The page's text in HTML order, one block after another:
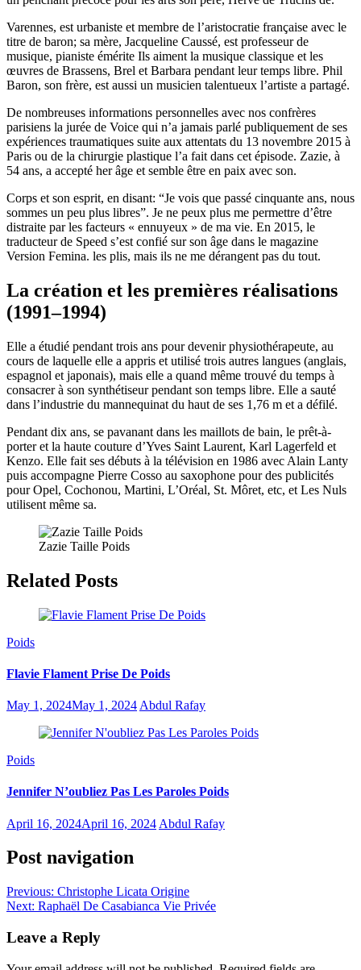
Varennes, est urbaniste et membre de l’aristocratie française avec le
titre de baron; sa mère, Jacqueline Caussé, est professeur de
musique, pianiste émérite Ils aiment la musique classique et les
œuvres de Brassens, Brel et Barbara pendant leur temps libre. Phil
Baron, son frère, est aussi un musicien talentueux l’artiste a partagé.
De nombreuses informations personnelles avec nos confrères
parisiens la jurée de Voice qui n’a jamais parlé publiquement de ses
expériences traumatiques suite aux attentats du 13 novembre 2015 à
Paris ou de la chirurgie plastique l’a fait dans cet épisode. Zazie, à
54 ans, a accepté her âge et semble être en paix avec son.
Corps et son esprit, en disant: “Je vois que passé cinquante ans, nous
sommes un peu plus libres”. Je ne peux plus me permettre d’être
distraite par les facteurs « ennuyeux » de ma vie. En 2015, le
traducteur de Speed s’est confié sur son âge dans le magazine
Version Femina. les plis, mais ils ne me dérangent pas du tout.
La création et les premières réalisations
(1991–1994)
Elle a étudié pendant trois ans pour devenir physiothérapeute, au
cours de laquelle elle a appris et utilisé trois autres langues (anglais,
espagnol et japonais), mais elle a quand même trouvé du temps à
consacrer à son synthétiseur pendant son temps libre. Elle a sauté
dans l’industrie du mannequinat du haut de ses 1,76 m et a défilé.
Pendant dix ans, se pavanant dans les maillots de bain, le prêt-à-
porter et la haute couture d’Yves Saint Laurent, Karl Lagerfeld et
Kenzo. Elle fait ses débuts à la télévision en 1986 avec Alain Lanty
puis accompagne Pierre Cosso au saxophone pour des publicités
pour Opel, Cochonou, Martini, L’Oréal, St. Môret, etc, et Les Nuls
utilisent même sa.
Zazie Taille Poids
Related Posts
Poids
Flavie Flament Prise De Poids
May 1, 2024May 1, 2024 Abdul Rafay
Poids
Jennifer N’oubliez Pas Les Paroles Poids
April 16, 2024April 16, 2024 Abdul Rafay
Post navigation
Previous: Christophe Licata Origine
Next: Raphaël De Casabianca Vie Privée
Leave a Reply